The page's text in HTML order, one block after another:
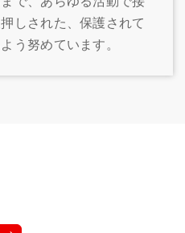
しされた、保護されて
う努めています。